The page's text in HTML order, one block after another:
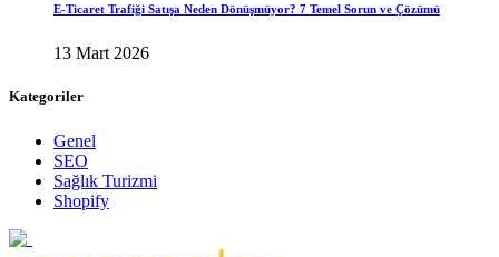
E-Ticaret Trafiği Satışa Neden Dönüşmüyor? 7 Temel Sorun ve Çözümü
13 Mart 2026
Kategoriler
Genel
SEO
Sağlık Turizmi
Shopify